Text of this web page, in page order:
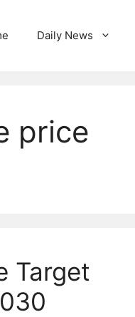
Daily News
price
Target